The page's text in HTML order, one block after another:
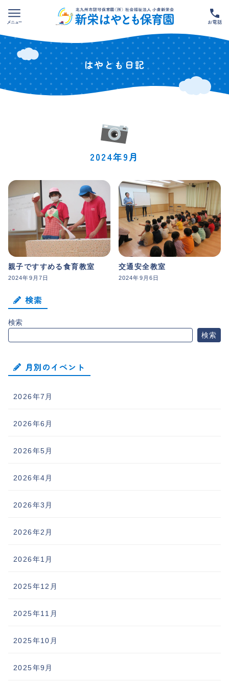
content
はやとも日記
2024年9月
親子ですすめる食育教室
2024年9月7日
交通安全教室
2024年9月6日
検索
検索
検索
月別のイベント
2026年7月
2026年6月
2026年5月
2026年4月
2026年3月
2026年2月
2026年1月
2025年12月
2025年11月
2025年10月
2025年9月